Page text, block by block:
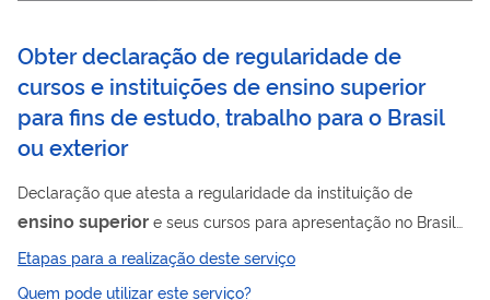
Obter declaração de regularidade de
cursos e instituições de ensino superior
para fins de estudo, trabalho para o Brasil
ou exterior
Declaração que atesta a regularidade da instituição de
ensinosuperior e seus cursos para apresentação no Brasil
ou no exterior para fins de estudo, trabalho e demais
comprovações.
Etapas para a realização deste serviço
Quem pode utilizar este serviço?